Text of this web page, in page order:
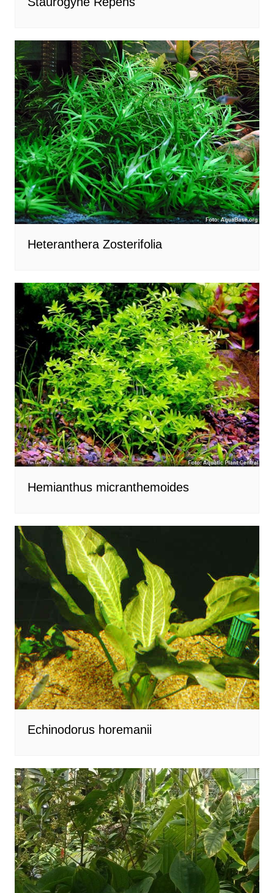
Heteranthera Zosterifolia
Hemianthus micranthemoides
Echinodorus horemanii